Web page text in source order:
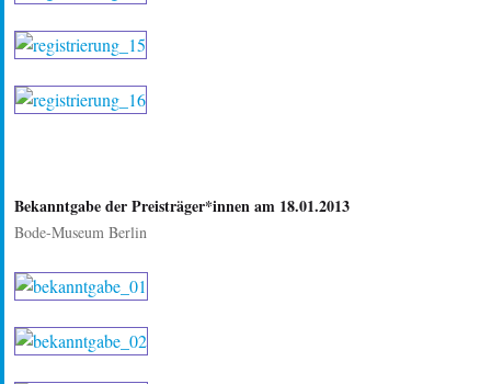
Bekanntgabe der Preisträger*innen am 18.01.2013
Bode-Museum Berlin